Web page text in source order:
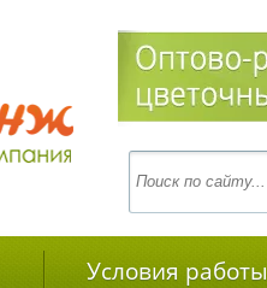
Условия работы